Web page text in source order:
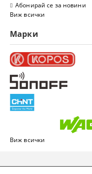
Абонирай се за новини
Виж всички
Марки
Виж всички